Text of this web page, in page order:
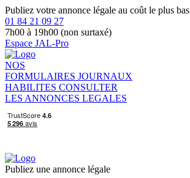
Publiez votre annonce légale au coût le plus bas
01 84 21 09 27
7h00 à 19h00 (non surtaxé)
Espace JAL-Pro
NOS
FORMULAIRES JOURNAUX
HABILITES CONSULTER
LES ANNONCES LEGALES
Publiez une annonce légale